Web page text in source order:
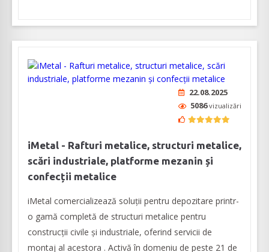
22.08.2025
5086vizualizări
iMetal - Rafturi metalice, structuri metalice,
scări industriale, platforme mezanin și
confecții metalice
iMetal comercializează soluţii pentru depozitare printr-
o gamă completă de structuri metalice pentru
construcții civile și industriale, oferind servicii de
montaj al acestora . Activă în domeniu de peste 21 de